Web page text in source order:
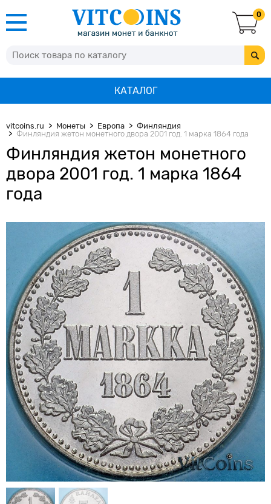
0
КАТАЛОГ
vitcoins.ru Монеты Европа
Финляндия
Финляндия жетон монетного двора 2001 год. 1 марка 1864 года
Финляндия жетон монетного
двора 2001 год. 1 марка 1864
года